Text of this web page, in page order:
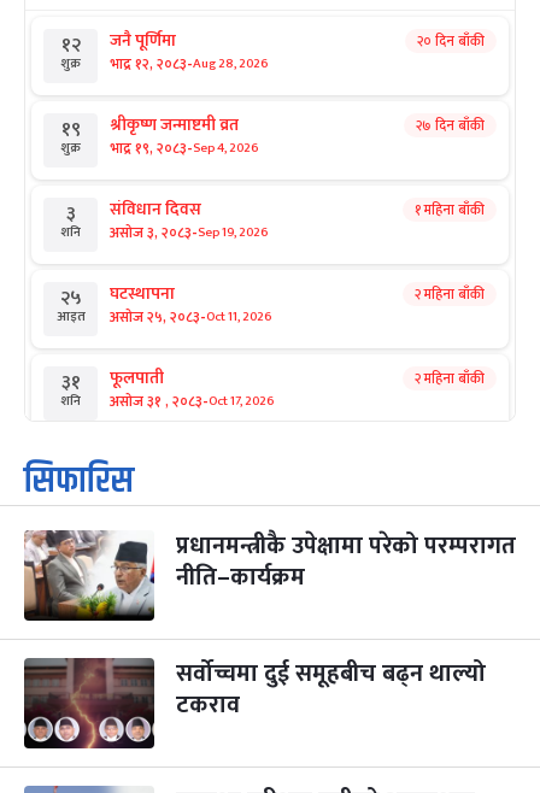
१२
शुक्र
जनै पूर्णिमा
भाद्र १२, २०८३-Aug 28, 2026
२० दिन बाँकी
१९
शुक्र
श्रीकृष्ण जन्माष्टमी व्रत
भाद्र १९, २०८३-Sep 4, 2026
२७ दिन बाँकी
३
शनि
संविधान दिवस
असोज ३, २०८३-Sep 19, 2026
१ महिना बाँकी
२५
आइत
घटस्थापना
असोज २५, २०८३-Oct 11, 2026
२ महिना बाँकी
३१
शनि
फूलपाती
असोज ३१ , २०८३-Oct 17, 2026
२ महिना बाँकी
१
आइत
कार्तिक सङ्क्रान्ति
कार्तिक १, २०८३
३
मंगल
महानवमी
कार्तिक ३, २०८३-Oct 20, 2026
२ महिना बाँकी
४
बुध कार्तिक ४, २०८३ -Oct 21, 2026
५
बिहि
पापा‌ङ्कुशा एकादशी व्रत
कार्तिक ५, २०८३
सिफारिस
प्रधानमन्त्रीकै उपेक्षामा परेको परम्परागत
नीति–कार्यक्रम
सर्वोच्चमा दुई समूहबीच बढ्न थाल्यो
टकराव